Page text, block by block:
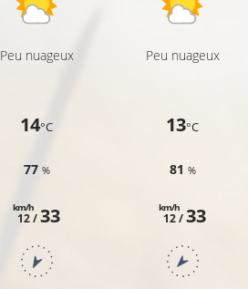
Peu nuageux
14°C
77 %
12 /
km/h 33
Peu nuageux
13°C
81 %
12 /
km/h 33